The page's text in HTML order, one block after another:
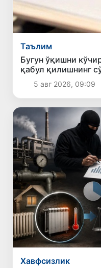
Таълим
Бугун ўқишни
қабул қилишнинг
5 авг 2026, 09:09
Хавфсизлик